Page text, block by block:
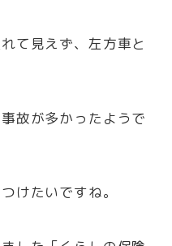
て見えず、左方車と
故が多かったようで
けたいですね。